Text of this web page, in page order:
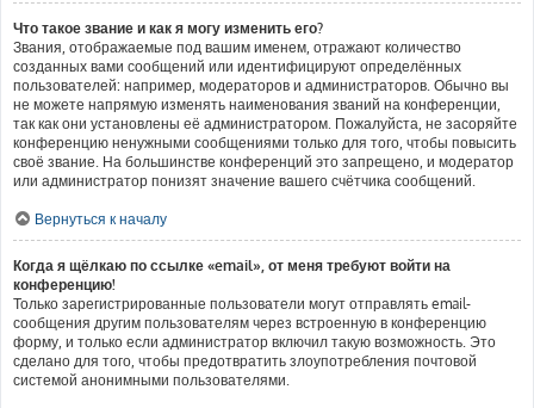
Что такое звание и как я могу изменить его?
Звания, отображаемые под вашим именем, отражают количество
созданных вами сообщений или идентифицируют определённых
пользователей: например, модераторов и администраторов. Обычно вы
не можете напрямую изменять наименования званий на конференции,
так как они установлены её администратором. Пожалуйста, не засоряйте
конференцию ненужными сообщениями только для того, чтобы повысить
своё звание. На большинстве конференций это запрещено, и модератор
или администратор понизят значение вашего счётчика сообщений.
Вернуться к началу
Когда я щёлкаю по ссылке «email», от меня требуют войти на
конференцию!
Только зарегистрированные пользователи могут отправлять email-
сообщения другим пользователям через встроенную в конференцию
форму, и только если администратор включил такую возможность. Это
сделано для того, чтобы предотвратить злоупотребления почтовой
системой анонимными пользователями.